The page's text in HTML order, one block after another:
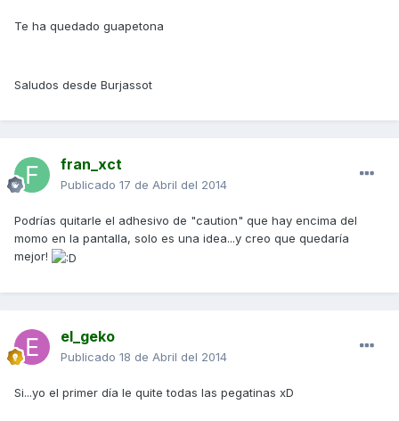
Te ha quedado guapetona
Saludos desde Burjassot
fran_xct
Publicado 17 de Abril del 2014
Podrías quitarle el adhesivo de "caution" que hay encima del
momo en la pantalla, solo es una idea...y creo que quedaría
mejor!
el_geko
Publicado 18 de Abril del 2014
Si...yo el primer día le quite todas las pegatinas xD